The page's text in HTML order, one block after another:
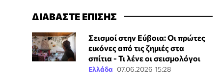
ΔΙΑΒΑΣΤΕ ΕΠΙΣΗΣ
Σεισμοί στην Εύβοια: Οι πρώτες
εικόνες από τις ζημιές στα
σπίτια - Τι λένε οι σεισμολόγοι
Ελλάδα 07.06.2026 15:28